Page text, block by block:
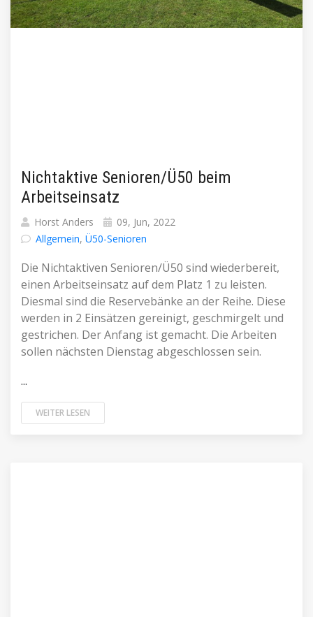
Nichtaktive Senioren/Ü50 beim
Arbeitseinsatz
Horst Anders
09, Jun, 2022
Allgemein, Ü50-Senioren
Die Nichtaktiven Senioren/Ü50 sind wiederbereit,
einen Arbeitseinsatz auf dem Platz 1 zu leisten.
Diesmal sind die Reservebänke an der Reihe. Diese
werden in 2 Einsätzen gereinigt, geschmirgelt und
gestrichen. Der Anfang ist gemacht. Die Arbeiten
sollen nächsten Dienstag abgeschlossen sein.
...
WEITER LESEN